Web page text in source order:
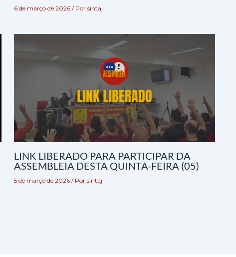
6 de março de 2026 / Por sintaj
LINK LIBERADO PARA PARTICIPAR DA
ASSEMBLEIA DESTA QUINTA-FEIRA (05)
5 de março de 2026 / Por sintaj